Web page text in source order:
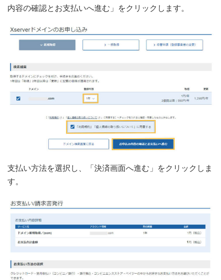
内容の確認とお支払いへ進む」をクリックします。
支払い方法を選択し、「決済画面へ進む」をクリックしま
す。